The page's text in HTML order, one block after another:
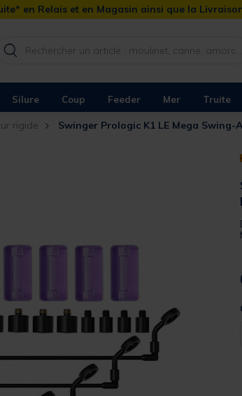
en Relais et en Magasin ainsi que la
Silure Coup Feeder Mer Truite
rigide Swinger Prologic K1 LE Mega Swing-